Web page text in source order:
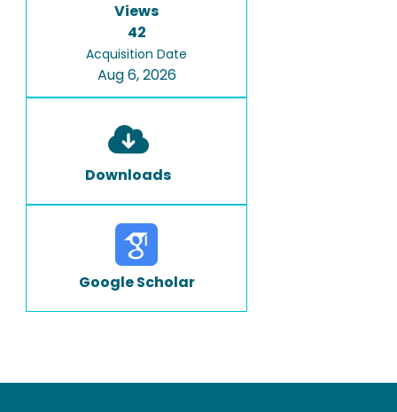
Views
42
Acquisition Date
Aug 6, 2026
Downloads
Google Scholar